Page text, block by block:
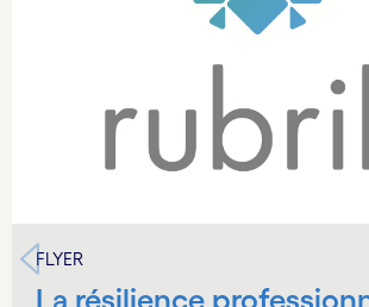
FLYER
La résilience